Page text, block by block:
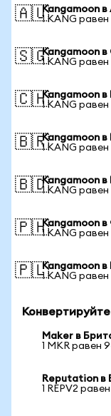
🇦🇺Kangamoon
1 KANG
🇸🇬Kangamoon
1 KANG равен
🇨🇭Kangamoon
1 KANG
🇧🇷Kangamoon
1 KANG
🇧🇩Kangamoon
1 KANG равен
🇵🇭Kangamoon
1 KANG
🇵🇱Kangamoon
1 KANG
Maker в
1 MKR равен
Reputation в
1 REPV2